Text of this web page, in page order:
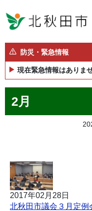
防災・緊急情報
現在緊急情報はありませ
2月
2017年02月28日
北秋田市議会３月定例